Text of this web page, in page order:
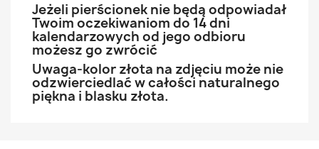
Jeżeli pierścionek nie będą odpowiadał
Twoim oczekiwaniom do 14 dni
kalendarzowych od jego odbioru
możesz go zwrócić
Uwaga-kolor złota na zdjęciu może nie
odzwierciedlać w całości naturalnego
piękna i blasku złota.